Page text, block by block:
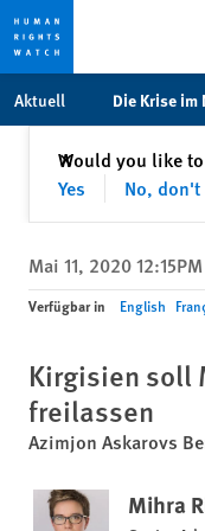
Skip
to
Skip
to
content
Aktuell Die Krise im
Would you like
Yes
No,
✕Schließen
Mai 11, 2020 12:15PM
Verfügbar in English
Kirgisien soll
freilassen
Azimjon Askarovs
Mihra